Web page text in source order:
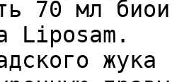
70 мл
Liposam.
жука